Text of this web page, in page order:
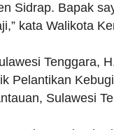
Sidrap. Bapak
kata Walikota
Tenggara,
Pelantikan
Sulawesi